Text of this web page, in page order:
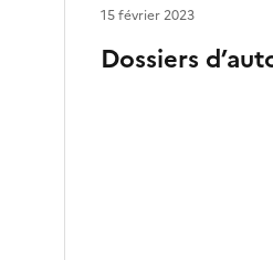
Dossiers
15 février 2023